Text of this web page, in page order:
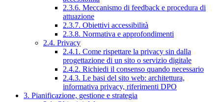
2.3.6. Meccanismo di feedback e procedura di
attuazione
2.3.7. Obiettivi accessibilità
2.3.8. Normativa e approfondimenti
2.4. Privacy
2.4.1. Come rispettare la privacy sin dalla
progettazione di un sito o servizio digitale
2.4.2. Richiedi il consenso quando necessario
2.4.3. Le basi del sito web: architettura,
informativa privacy, riferimenti DPO
3. Pianificazione, gestione e strategia